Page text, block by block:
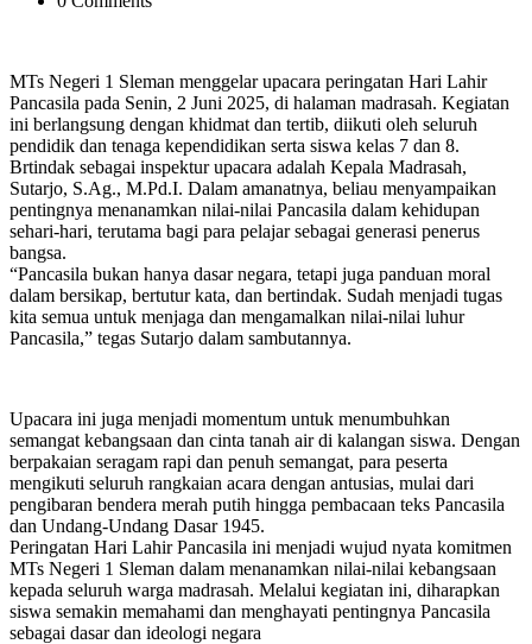
MTs Negeri 1 Sleman menggelar upacara peringatan Hari Lahir
Pancasila pada Senin, 2 Juni 2025, di halaman madrasah. Kegiatan
ini berlangsung dengan khidmat dan tertib, diikuti oleh seluruh
pendidik dan tenaga kependidikan serta siswa kelas 7 dan 8.
Brtindak sebagai inspektur upacara adalah Kepala Madrasah,
Sutarjo, S.Ag., M.Pd.I. Dalam amanatnya, beliau menyampaikan
pentingnya menanamkan nilai-nilai Pancasila dalam kehidupan
sehari-hari, terutama bagi para pelajar sebagai generasi penerus
bangsa.
“Pancasila bukan hanya dasar negara, tetapi juga panduan moral
dalam bersikap, bertutur kata, dan bertindak. Sudah menjadi tugas
kita semua untuk menjaga dan mengamalkan nilai-nilai luhur
Pancasila,” tegas Sutarjo dalam sambutannya.
Upacara ini juga menjadi momentum untuk menumbuhkan
semangat kebangsaan dan cinta tanah air di kalangan siswa. Dengan
berpakaian seragam rapi dan penuh semangat, para peserta
mengikuti seluruh rangkaian acara dengan antusias, mulai dari
pengibaran bendera merah putih hingga pembacaan teks Pancasila
dan Undang-Undang Dasar 1945.
Peringatan Hari Lahir Pancasila ini menjadi wujud nyata komitmen
MTs Negeri 1 Sleman dalam menanamkan nilai-nilai kebangsaan
kepada seluruh warga madrasah. Melalui kegiatan ini, diharapkan
siswa semakin memahami dan menghayati pentingnya Pancasila
sebagai dasar dan ideologi negara